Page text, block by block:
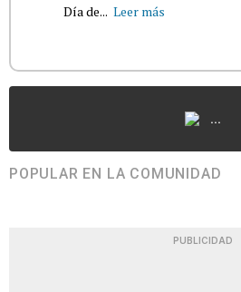
Día de... Leer más
...
POPULAR EN LA COMUNIDAD
PUBLICIDAD